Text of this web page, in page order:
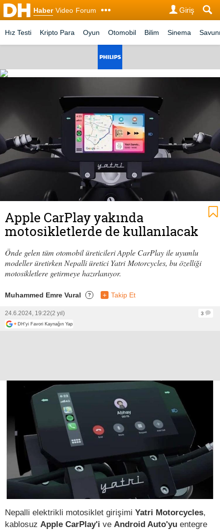
Haber Video Forum Giriş
Hız Testi Kripto Para Oyun Otomobil Bilim Sinema
Apple CarPlay yakında
motosikletlerde de kullanılacak
Önde gelen tüm otomobil üreticileri Apple CarPlay ile uyumlu
modeller üretirken Nepalli üretici Yatri Motorcycles, bu özelliği
motosikletlere getirmeye hazırlanıyor.
Muhammed Emre Vural ? + Takip Et
24.6.2024, 19:22(2 yıl)
3
+ DH'yi Favori Kaynağın Yap
Nepalli elektrikli motosiklet girişimi Yatri Motorcycles,
kablosuz Apple CarPlay'i ve Android Auto'yu entegre